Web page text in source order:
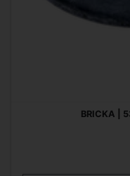
BRICKA |